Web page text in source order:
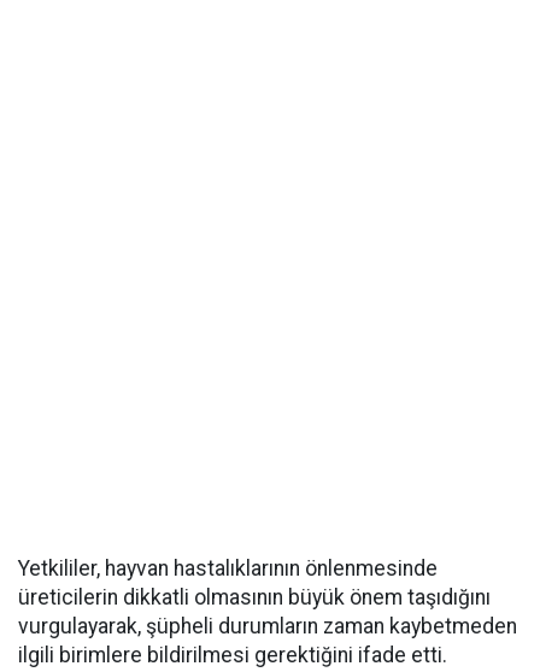
Yetkililer, hayvan hastalıklarının önlenmesinde
üreticilerin dikkatli olmasının büyük önem taşıdığını
vurgulayarak, şüpheli durumların zaman kaybetmeden
ilgili birimlere bildirilmesi gerektiğini ifade etti.